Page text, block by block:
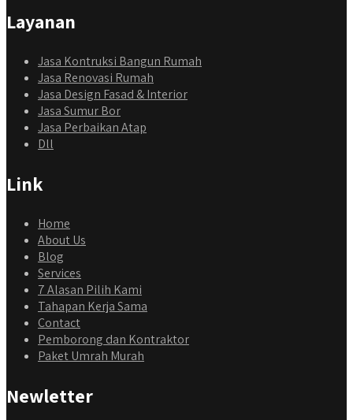
Layanan
Jasa Kontruksi Bangun Rumah
Jasa Renovasi Rumah
Jasa Design Fasad & Interior
Jasa Sumur Bor
Jasa Perbaikan Atap
Dll
Link
Home
About Us
Blog
Services
7 Alasan Pilih Kami
Tahapan Kerja Sama
Contact
Pemborong dan Kontraktor
Paket Umrah Murah
Newletter